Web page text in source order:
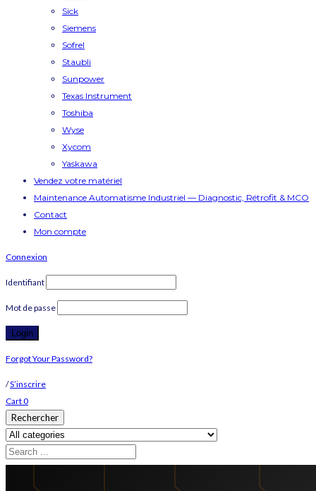
Sick
Siemens
Sofrel
Staubli
Sunpower
Texas Instrument
Toshiba
Wyse
Xycom
Yaskawa
Vendez votre matériel
Maintenance Automatisme Industriel — Diagnostic, Rétrofit & MCO
Contact
Mon compte
Connexion
Identifiant
Mot de passe
Forgot Your Password?
/S’inscrire
Cart0
Rechercher